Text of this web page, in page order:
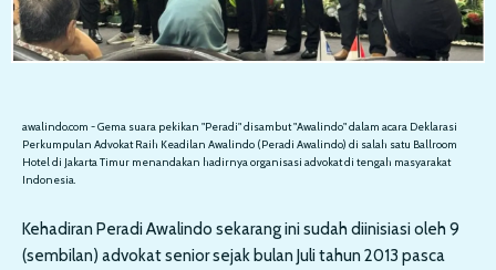
awalindo.com - Gema suara pekikan "Peradi" disambut "Awalindo" dalam acara Deklarasi
Perkumpulan Advokat Raih Keadilan Awalindo (Peradi Awalindo) di salah satu Ballroom
Hotel di Jakarta Timur menandakan hadirnya organisasi advokat di tengah masyarakat
Indonesia.
Kehadiran Peradi Awalindo sekarang ini sudah diinisiasi oleh 9
(sembilan) advokat senior sejak bulan Juli tahun 2013 pasca